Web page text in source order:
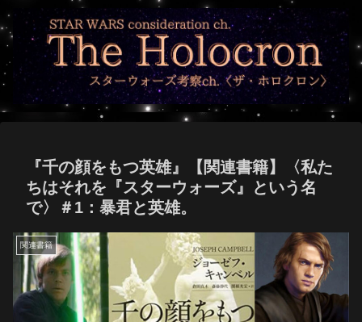
『千の顔をもつ英雄』【関連書籍】〈私た
ちはそれを『スターウォーズ』という名
で〉＃1：暴君と英雄。
関連書籍